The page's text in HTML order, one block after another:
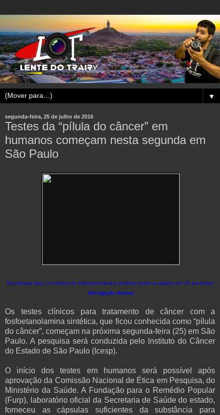
▼
segunda-feira, 25 de julho de 2016
Testes da “pílula do câncer” em
humanos começam nesta segunda em
São Paulo
Na primeira fase, os efeitos da fosfoetanolamina sintética serão avaliados em 10 pacientes
Divulgação Anvisa
Os testes clínicos para tratamento de câncer com a
fosfoetanolamina sintética, que ficou conhecida como “pílula
do câncer”, começam na próxima segunda-feira (25) em São
Paulo. A pesquisa será conduzida pelo Instituto do Câncer
do Estado de São Paulo (Icesp).
O início dos testes em humanos será possível após
aprovação da Comissão Nacional de Ética em Pesquisa, do
Ministério da Saúde. A Fundação para o Remédio Popular
(Furp), laboratório oficial da Secretaria de Saúde do estado,
forneceu as cápsulas suficientes da substância para